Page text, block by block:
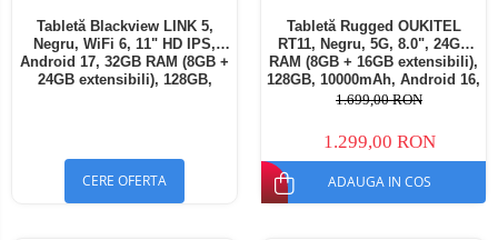
Tabletă Blackview LINK 5,
Negru, WiFi 6, 11" HD IPS,
Android 17, 32GB RAM (8GB +
24GB extensibili), 128GB,
CERE OFERTA
Tabletă Rugged OUKITEL
RT11, Negru, 5G, 8.0", 24GB
RAM (8GB + 16GB extensibili),
128GB, 10000mAh, Android 16,
Cameră 16MP AI, Dock
1.699,00 RON
1.299,00 RON
ADAUGA IN COS